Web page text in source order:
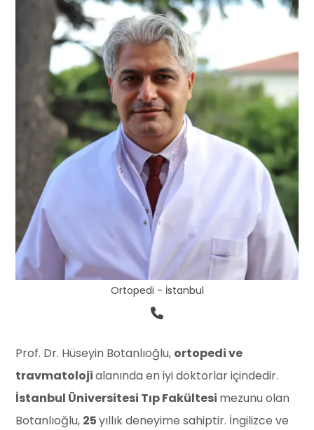
Ortopedi - İstanbul
Prof. Dr. Hüseyin Botanlıoğlu, ortopedi ve
travmatolojialanında en iyi doktorlar içindedir.
İstanbul Üniversitesi Tıp Fakültesi mezunu olan
Botanlıoğlu, 25yıllık deneyime sahiptir. İngilizce ve